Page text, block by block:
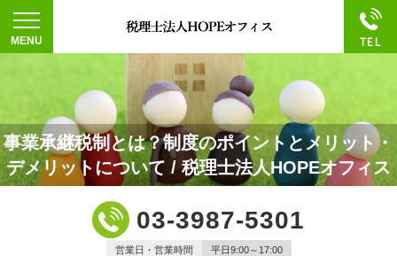
事業承継税制とは？制度のポイントとメリット・
デメリットについて / 税理士法人HOPEオフィス
03-3987-5301
営業日・営業時間 平日9:00～17:00